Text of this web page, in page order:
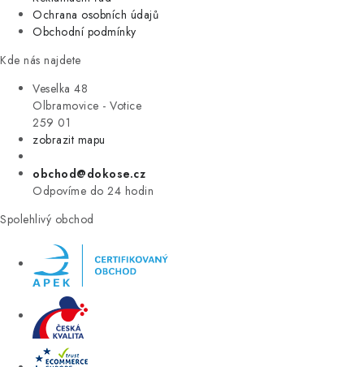
Ochrana osobních údajů
Obchodní podmínky
Kde nás najdete
Veselka 48
Olbramovice - Votice
259 01
zobrazit mapu
obchod@dokose.cz
Odpovíme do 24 hodin
Spolehlivý obchod
DOMÁCNOST
ÚKLID
VÝPRODEJ
ZNAČKY
Úvod Kontakt Blog
Moje objednávka